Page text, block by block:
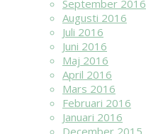
September 2016
Augusti 2016
Juli 2016
Juni 2016
Maj 2016
April 2016
Mars 2016
Februari 2016
Januari 2016
December 2015